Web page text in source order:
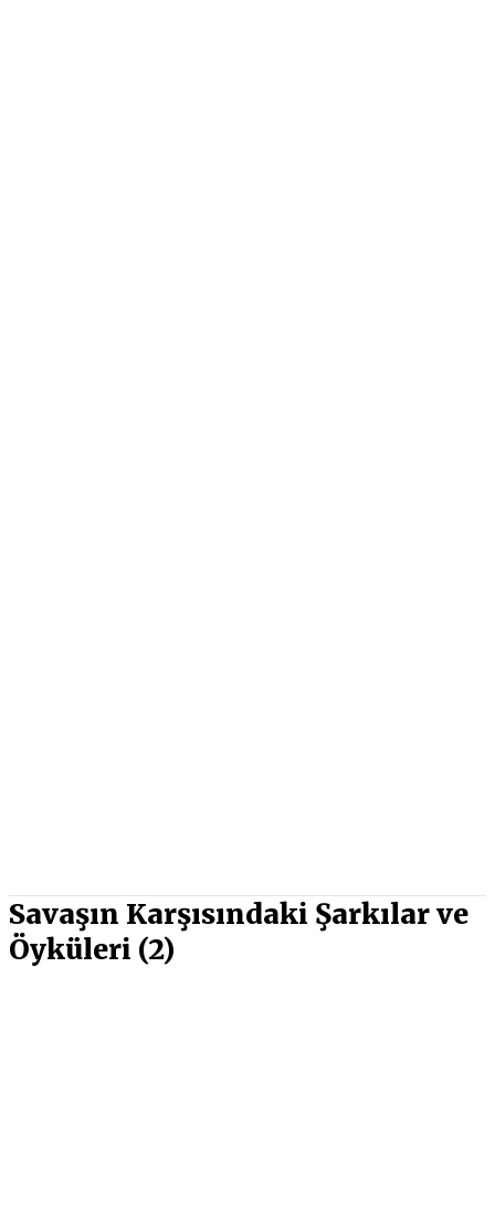
Savaşın Karşısındaki Şarkılar ve
Öyküleri (2)